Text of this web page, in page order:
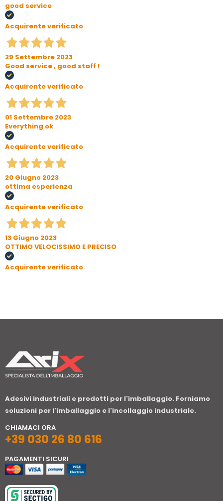
good service
Acquirente verificato
29 Settembre 2023
Good service , good staff !
Acquirente verificato
01 Settembre 2023
Everything ok
Acquirente verificato
20 Giugno 2023
ottima esperienza
Acquirente verificato
13 Giugno 2023
OTTIMO VELOCISSIMO E PRECISO
Acquirente verificato
Adesivi industriali e prodotti per l'imballaggio. Forniamo
soluzioni per l'imballaggio e l'incollaggio industriale.
CHIAMACI ORA
+39 030 26 80 616
PAGAMENTI SICURI